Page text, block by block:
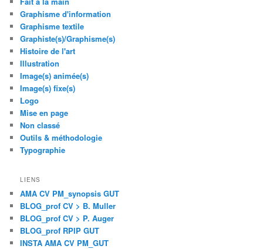
Graphisme d'information
Graphisme textile
Graphiste(s)/Graphisme(s)
Histoire de l'art
Illustration
Image(s) animée(s)
Image(s) fixe(s)
Logo
Mise en page
Non classé
Outils & méthodologie
Typographie
LIENS
AMA CV PM_synopsis GUT
BLOG_prof CV > B. Muller
BLOG_prof CV > P. Auger
BLOG_prof RPIP GUT
INSTA AMA CV PM_GUT